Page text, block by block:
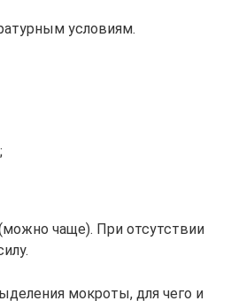
условиям.
чаще). При отсутствии
мокроты, для чего и